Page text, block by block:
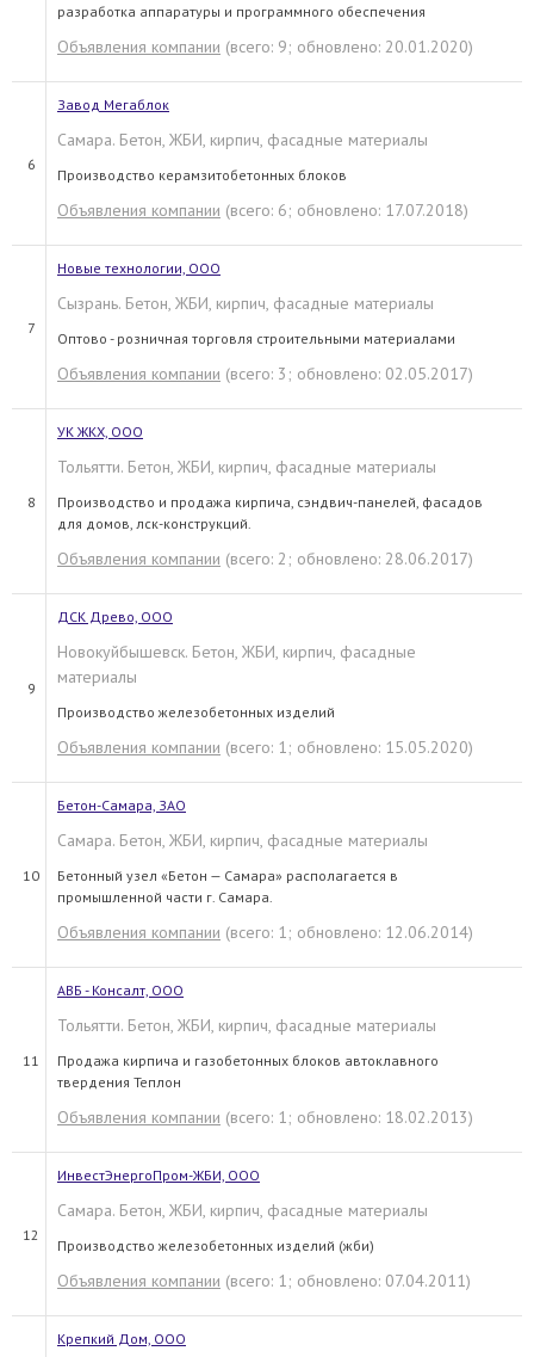
разработка аппаратуры и программного обеспечения
Объявления компании (всего: 9; обновлено: 20.01.2020)
6
Завод Мегаблок
Самара. Бетон, ЖБИ, кирпич, фасадные материалы
Производство керамзитобетонных блоков
Объявления компании (всего: 6; обновлено: 17.07.2018)
7
Новые технологии, ООО
Сызрань. Бетон, ЖБИ, кирпич, фасадные материалы
Оптово - розничная торговля строительными материалами
Объявления компании (всего: 3; обновлено: 02.05.2017)
8
УК ЖКХ, ООО
Тольятти. Бетон, ЖБИ, кирпич, фасадные материалы
Производство и продажа кирпича, сэндвич-панелей, фасадов
для домов, лск-конструкций.
Объявления компании (всего: 2; обновлено: 28.06.2017)
9
ДСК Древо, ООО
Новокуйбышевск. Бетон, ЖБИ, кирпич, фасадные
материалы
Производство железобетонных изделий
Объявления компании (всего: 1; обновлено: 15.05.2020)
10
Бетон-Самара, ЗАО
Самара. Бетон, ЖБИ, кирпич, фасадные материалы
Бетонный узел «Бетон — Самара» располагается в
промышленной части г. Самара.
Объявления компании (всего: 1; обновлено: 12.06.2014)
11
АВБ - Консалт, ООО
Тольятти. Бетон, ЖБИ, кирпич, фасадные материалы
Продажа кирпича и газобетонных блоков автоклавного
твердения Теплон
Объявления компании (всего: 1; обновлено: 18.02.2013)
12
ИнвестЭнергоПром-ЖБИ, ООО
Самара. Бетон, ЖБИ, кирпич, фасадные материалы
Производство железобетонных изделий (жби)
Объявления компании (всего: 1; обновлено: 07.04.2011)
Крепкий Дом, ООО